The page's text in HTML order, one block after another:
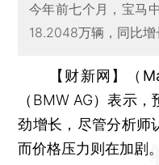
今年前七个月，宝马
18.2048万辆，同比增
【财新网】（
（BMW AG）表示
劲增长，尽管分析师
而价格压力则在加剧。